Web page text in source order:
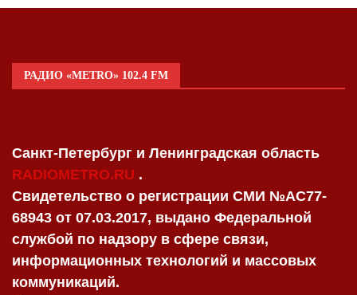
РАДИО «METRO» 102.4 FM
Санкт-Петербург и Ленинградская область
RADIOMETRO.RU .
Свидетельство о регистрации СМИ №AC77-
68943 от 07.03.2017, выдано Федеральной
службой по надзору в сфере связи,
информационных технологий и массовых
коммуникаций.